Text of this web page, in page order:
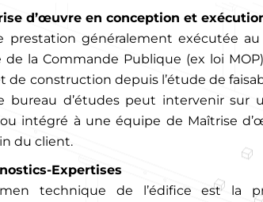
d’œuvre en conception et
prestation généralement exécutée
de la Commande Publique (ex loi
de construction depuis l’étude de
bureau d’études peut intervenir sur
intégré à une équipe de Maîtrise
du client.
Expertises
technique de l’édifice est la